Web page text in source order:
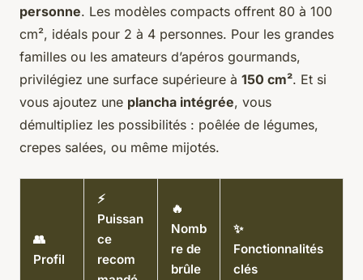
personne. Les modèles compacts offrent 80 à 100
cm², idéals pour 2 à 4 personnes. Pour les grandes
familles ou les amateurs d’apéros gourmands,
privilégiez une surface supérieure à 150 cm². Et si
vous ajoutez une plancha intégrée, vous
démultipliez les possibilités : poêlée de légumes,
crepes salées, ou même mijotés.
👥
Profil
⚡
Puissan
ce
recom
🔥
Nomb
re de
brûle
✨
Fonctionnalités
clés